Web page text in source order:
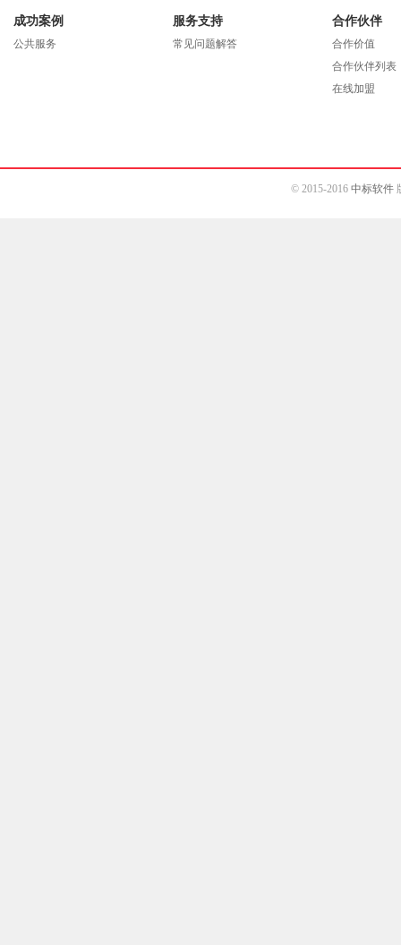
成功案例
公共服务
服务支持
常见问题解答
合作伙伴
合作价值
合作伙伴列表
在线加盟
© 2015-2016 中标软件